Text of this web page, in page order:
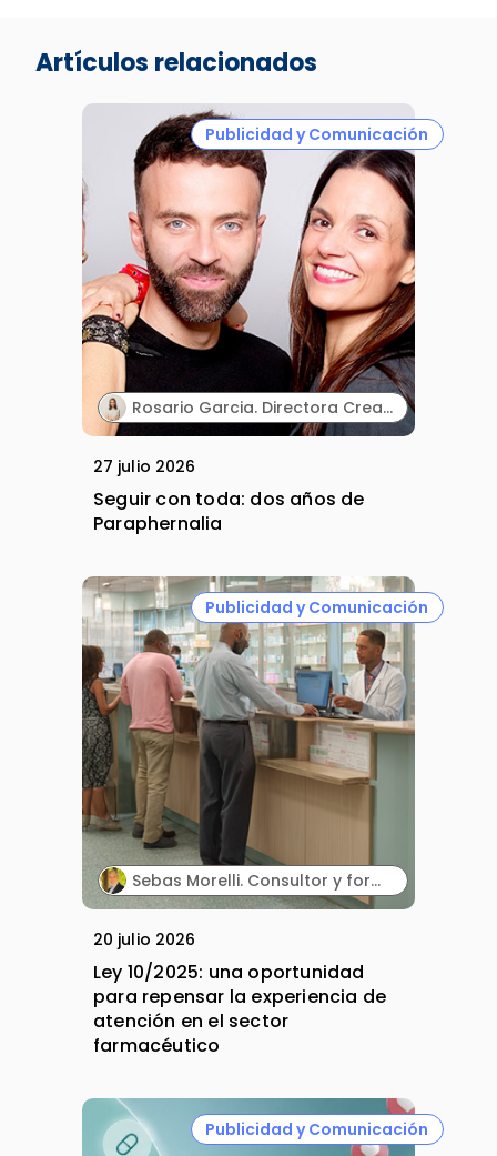
Artículos relacionados
Publicidad y Comunicación
Rosario Garcia. Directora Creativa & Cofounder. Paraphernalia.
27 julio 2026
Seguir con toda: dos años de
Paraphernalia
Publicidad y Comunicación
Sebas Morelli. Consultor y formador en comunicación, atención al cliente, liderazgo y ventas.
20 julio 2026
Ley 10/2025: una oportunidad
para repensar la experiencia de
atención en el sector
farmacéutico
Publicidad y Comunicación